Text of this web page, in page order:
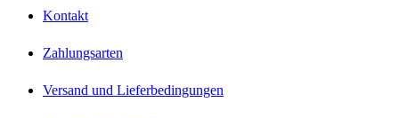
Kontakt
Zahlungsarten
Versand und Lieferbedingungen